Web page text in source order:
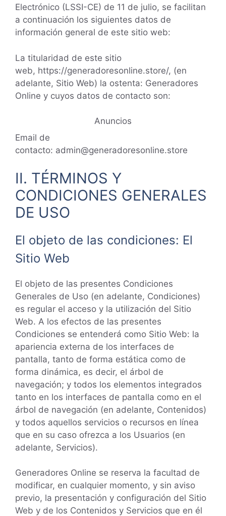
Electrónico (LSSI-CE) de 11 de julio, se facilitan
a continuación los siguientes datos de
información general de este sitio web:
La titularidad de este sitio
web, https://generadoresonline.store/, (en
adelante, Sitio Web) la ostenta: Generadores
Online y cuyos datos de contacto son:
Anuncios
Email de
contacto: admin@generadoresonline.store
II. TÉRMINOS Y
CONDICIONES GENERALES
DE USO
El objeto de las condiciones: El
Sitio Web
El objeto de las presentes Condiciones
Generales de Uso (en adelante, Condiciones)
es regular el acceso y la utilización del Sitio
Web. A los efectos de las presentes
Condiciones se entenderá como Sitio Web: la
apariencia externa de los interfaces de
pantalla, tanto de forma estática como de
forma dinámica, es decir, el árbol de
navegación; y todos los elementos integrados
tanto en los interfaces de pantalla como en el
árbol de navegación (en adelante, Contenidos)
y todos aquellos servicios o recursos en línea
que en su caso ofrezca a los Usuarios (en
adelante, Servicios).
Generadores Online se reserva la facultad de
modificar, en cualquier momento, y sin aviso
previo, la presentación y configuración del Sitio
Web y de los Contenidos y Servicios que en él